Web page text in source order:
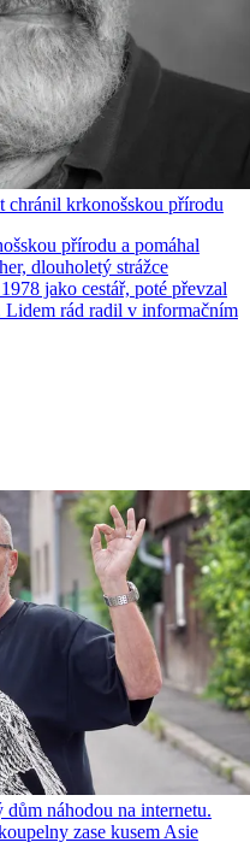
chránil krkonošskou přírodu
přírodu a pomáhal
dlouholetý strážce
jako cestář, poté převzal
Lidem rád radil v informačním
náhodou na internetu.
zase kusem Asie